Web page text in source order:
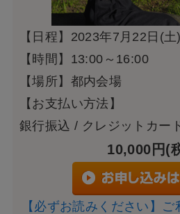
【日程】2023年7月22日(土)
【時間】13:00～16:00
【場所】都内会場
【お支払い方法】
銀行振込 / クレジットカー
10,000円(
【必ずお読みください】